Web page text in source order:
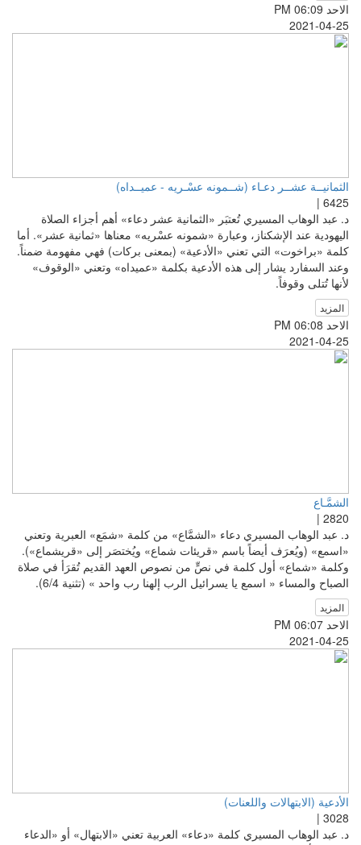
الاحد PM 06:09
2021-04-25
الثمانيــة عشــر دعـاء (شــمونه عسْـريه - عميــداه)
6425 |
د. عبد الوهاب المسيري تُعتبَر «الثمانية عشر دعاء» أهم أجزاء الصلاة
اليهودية عند الإشكناز، وعبارة «شمونه عسْريه» معناها «ثمانية عشر». أما
كلمة «براخوت» التي تعني «الأدعية» (بمعنى بركات) فهي مفهومة ضمناً.
وعند السفارد يشار إلى هذه الأدعية بكلمة «عميداه» وتعني «الوقوف»
لأنها تُتلى وقوفاً.
المزيد
الاحد PM 06:08
2021-04-25
الشمَّـاع
2820 |
د. عبد الوهاب المسيري دعاء «الشمَّاع» من كلمة «شمَع» العبرية وتعني
«اسمع» (ويُعرَف أيضاً باسم «قريئات شماع» ويُختصَر إلى «قريشماع»).
وكلمة «شماع» أول كلمة في نصٍّ من نصوص العهد القديم تُقرَأ في صلاة
الصباح والمساء « اسمع يا يسرائيل الرب إلهنا رب واحد » (تثنية 6/4).
المزيد
الاحد PM 06:07
2021-04-25
الأدعية (الابتهالات واللعنات)
3028 |
د. عبد الوهاب المسيري كلمة «دعاء» العربية تعني «الابتهال» أو «الدعاء